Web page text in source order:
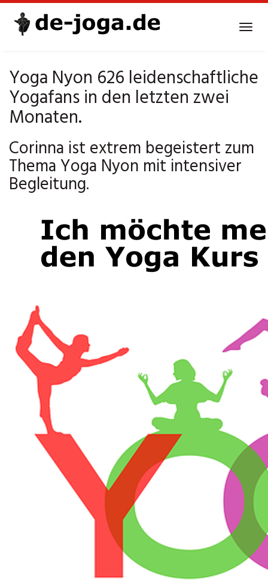
Yoga Nyon 626 leidenschaftliche
Yogafans in den letzten zwei
Monaten.
Corinna ist extrem begeistert zum
Thema Yoga Nyon mit intensiver
Begleitung.